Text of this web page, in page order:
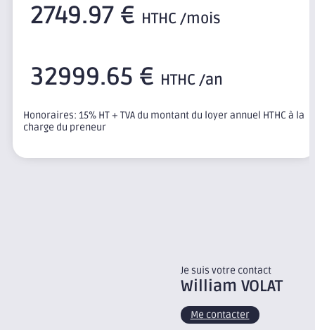
2749.97 € HTHC /mois
32999.65 € HTHC /an
Honoraires: 15% HT + TVA du montant du loyer annuel HTHC à la
charge du preneur
Je suis votre contact
William VOLAT
Me contacter